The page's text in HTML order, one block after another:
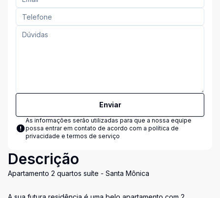
Enviar
As informações serão utilizadas para que a nossa equipe
possa entrar em contato de acordo com a política de
privacidade e termos de serviço
Descrição
Apartamento 2 quartos suíte - Santa Mônica